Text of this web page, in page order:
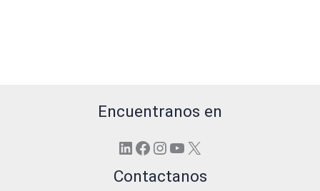
Encuentranos en
LinkedIn
Facebook
Instagram
YouTube
X
Contactanos